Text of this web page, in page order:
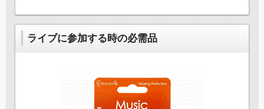
ライブに参加する時の必需品